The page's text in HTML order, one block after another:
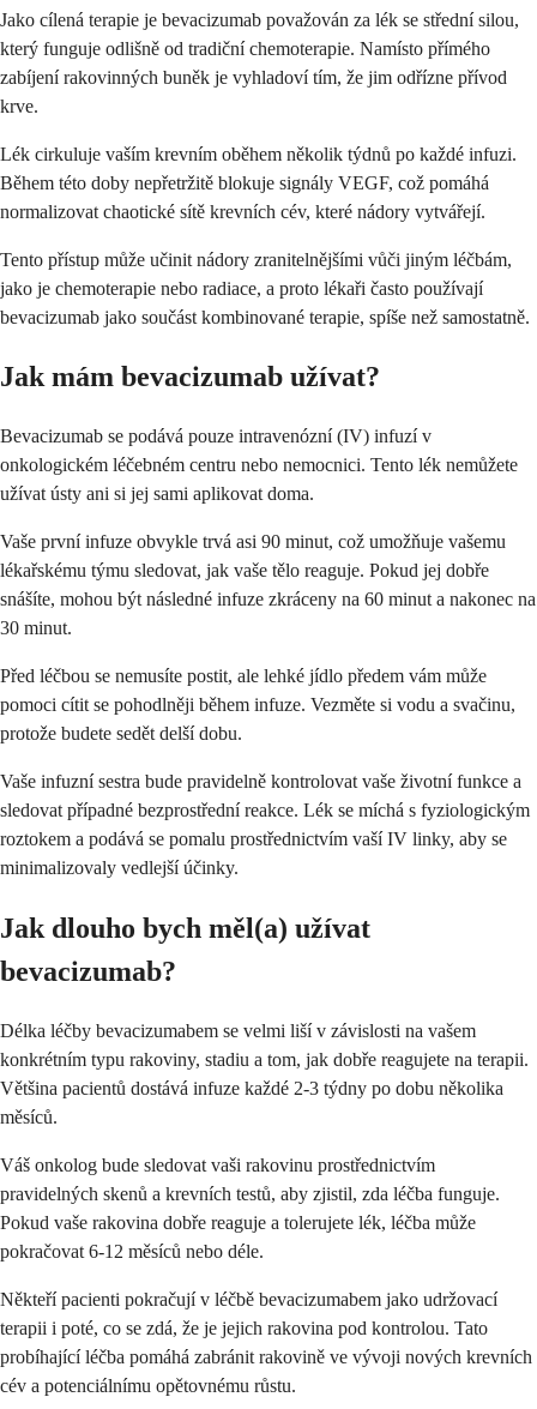
Jako cílená terapie je bevacizumab považován za lék se střední silou,
který funguje odlišně od tradiční chemoterapie. Namísto přímého
zabíjení rakovinných buněk je vyhladoví tím, že jim odřízne přívod
krve.
Lék cirkuluje vaším krevním oběhem několik týdnů po každé infuzi.
Během této doby nepřetržitě blokuje signály VEGF, což pomáhá
normalizovat chaotické sítě krevních cév, které nádory vytvářejí.
Tento přístup může učinit nádory zranitelnějšími vůči jiným léčbám,
jako je chemoterapie nebo radiace, a proto lékaři často používají
bevacizumab jako součást kombinované terapie, spíše než samostatně.
Jak mám bevacizumab užívat?
Bevacizumab se podává pouze intravenózní (IV) infuzí v
onkologickém léčebném centru nebo nemocnici. Tento lék nemůžete
užívat ústy ani si jej sami aplikovat doma.
Vaše první infuze obvykle trvá asi 90 minut, což umožňuje vašemu
lékařskému týmu sledovat, jak vaše tělo reaguje. Pokud jej dobře
snášíte, mohou být následné infuze zkráceny na 60 minut a nakonec na
30 minut.
Před léčbou se nemusíte postit, ale lehké jídlo předem vám může
pomoci cítit se pohodlněji během infuze. Vezměte si vodu a svačinu,
protože budete sedět delší dobu.
Vaše infuzní sestra bude pravidelně kontrolovat vaše životní funkce a
sledovat případné bezprostřední reakce. Lék se míchá s fyziologickým
roztokem a podává se pomalu prostřednictvím vaší IV linky, aby se
minimalizovaly vedlejší účinky.
Jak dlouho bych měl(a) užívat
bevacizumab?
Délka léčby bevacizumabem se velmi liší v závislosti na vašem
konkrétním typu rakoviny, stadiu a tom, jak dobře reagujete na terapii.
Většina pacientů dostává infuze každé 2-3 týdny po dobu několika
měsíců.
Váš onkolog bude sledovat vaši rakovinu prostřednictvím
pravidelných skenů a krevních testů, aby zjistil, zda léčba funguje.
Pokud vaše rakovina dobře reaguje a tolerujete lék, léčba může
pokračovat 6-12 měsíců nebo déle.
Někteří pacienti pokračují v léčbě bevacizumabem jako udržovací
terapii i poté, co se zdá, že je jejich rakovina pod kontrolou. Tato
probíhající léčba pomáhá zabránit rakovině ve vývoji nových krevních
cév a potenciálnímu opětovnému růstu.